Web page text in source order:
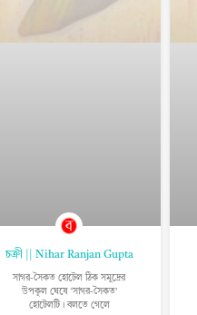
চক্রী || Nihar Ranjan Gupta
সাগর-সৈকত হোটেল ঠিক সমুদ্রের
উপকূল ঘেষে ‘সাগর-সৈকত’
হোটেলটি। বলতে গেলে